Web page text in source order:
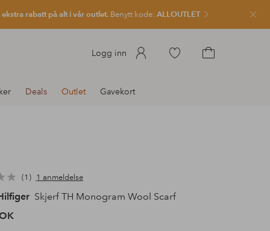
ekstra rabatt på alt i vår outlet. Benytt kode: ALLOUTLET Lukk
Logg inn
Gå
Deals Outlet Gavekort
1
1 anmeldelse
Skjerf TH Monogram Wool Scarf